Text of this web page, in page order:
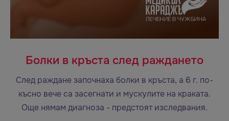
Болки в кръста след раждането
След раждане започнаха болки в кръста, а 6 г. по-
късно вече са засегнати и мускулите на краката.
Още нямам диагноза - предстоят изследвания.